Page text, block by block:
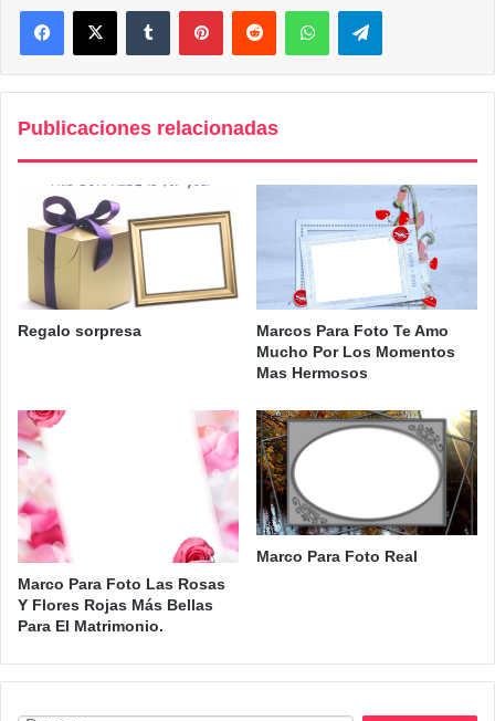
FacebookX Tumblr PinterestReddit WhatsAppTelegram
Publicaciones relacionadas
Regalo sorpresa
Marcos Para Foto Te Amo
Mucho Por Los Momentos
Mas Hermosos
Marco Para Foto Las Rosas
Y Flores Rojas Más Bellas
Para El Matrimonio.
Marco Para Foto Real